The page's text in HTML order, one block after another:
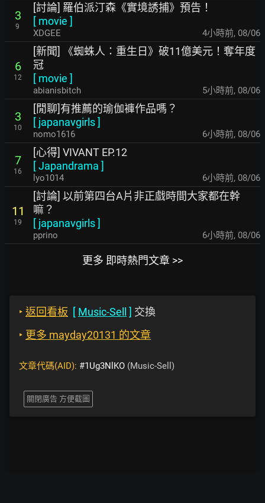
3
9
[討論] 羅伯派汀森《實境誘捕》預告！
[ movie ]
XDGEE 4小時前, 08/06
6
12
[新聞] 《蜘蛛人：重生日》破11億美元！奪年度
冠
[ movie ]
abianisbitch 5小時前, 08/06
3
10
[閒聊]有推薦的瑜伽褲作品嗎？
[ japanavgirls]
nomo1616 6小時前, 08/06
7
16
[心得] VIVANT EP.12
[Japandrama ]
lyo1014 6小時前, 08/06
11
19
[討論] 以前第四台A片非正戲時間大家都在幹
嘛？
[ japanavgirls]
pprino 6小時前, 08/06
更多 即時熱門文章 >>
‣ 返回看板 [ Music-Sell ] 交換
‣ 更多 mayday20131 的文章
文章代碼(AID): #1Ug3NlKO (Music-Sell)
關閉廣告 方便截圖